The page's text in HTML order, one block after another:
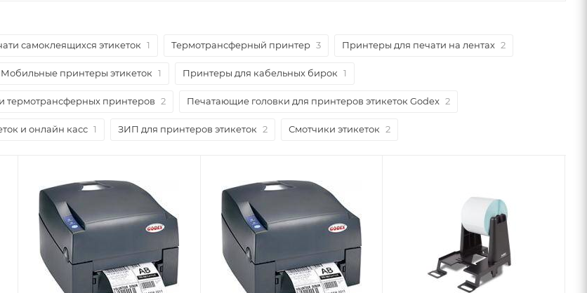
самоклеящихся этикеток 1 Термотрансферный принтер 3 Принтеры для печати на лентах 2
Мобильные принтеры этикеток 1 Принтеры для кабельных бирок 1
термотрансферных принтеров 2 Печатающие головки для принтеров этикеток Godex 2
и онлайн касс 1 ЗИП для принтеров этикеток 2 Смотчики этикеток 2